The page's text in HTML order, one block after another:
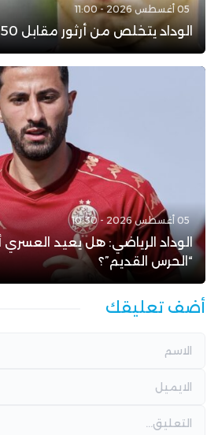
05 أغسطس 2026 - 11:00
الوداد يتخلص من أرثور مقابل 450 مليون سنتيم
05 أغسطس 2026 - 10:30
الوداد الرياضي: هل يعيد العسري
“الحرس القديم”؟
أضف تعليقك